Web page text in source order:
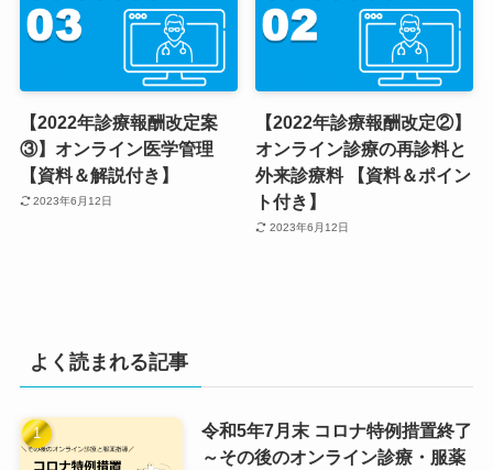
【2022年診療報酬改定案
③】オンライン医学管理
【資料＆解説付き】
2023年6月12日
【2022年診療報酬改定②】
オンライン診療の再診料と
外来診療料 【資料＆ポイン
ト付き】
2023年6月12日
よく読まれる記事
令和5年7月末 コロナ特例措置終了
～その後のオンライン診療・服薬